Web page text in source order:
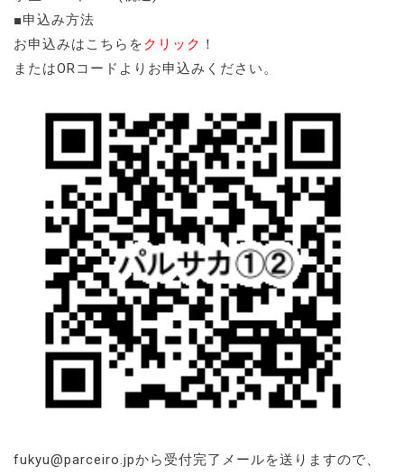
■申込み方法
お申込みはこちらをクリック ！
またはORコードよりお申込みください。
fukyu@parceiro.jpから受付完了メールを送りますので、